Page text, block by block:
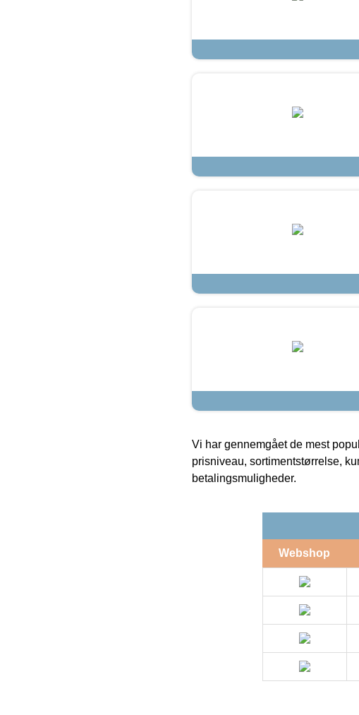
Vi har gennemgået de mest
prisniveau, sortimentstørrelse,
betalingsmuligheder.
Webshop